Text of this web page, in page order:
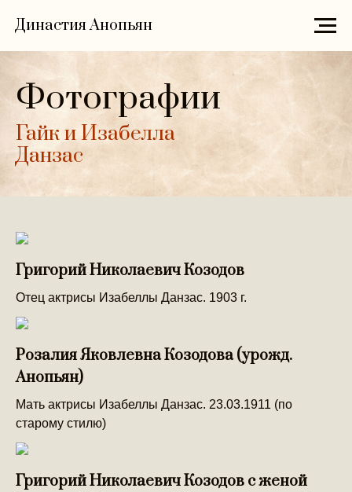
Династия Анопьян
Фотографии
Гайк и Изабелла
Данзас
Григорий Николаевич Козодов
Отец актрисы Изабеллы Данзас. 1903 г.
Розалия Яковлевна Козодова (урожд.
Анопьян)
Мать актрисы Изабеллы Данзас. 23.03.1911 (по
старому стилю)
Григорий Николаевич Козодов с женой